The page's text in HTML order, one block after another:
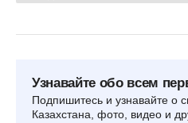
Узнавайте обо всем
Подпишитесь и узнавайте о
Казахстана, фото, видео и